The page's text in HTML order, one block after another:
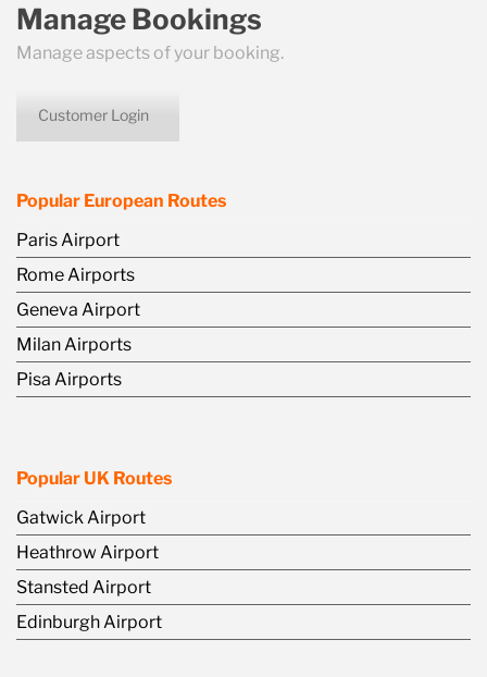
us
icon
Manage Bookings
Manage aspects of your booking.
Customer Login
Popular European Routes
Paris Airport
Rome Airports
Geneva Airport
Milan Airports
Pisa Airports
Popular UK Routes
Gatwick Airport
Heathrow Airport
Stansted Airport
Edinburgh Airport